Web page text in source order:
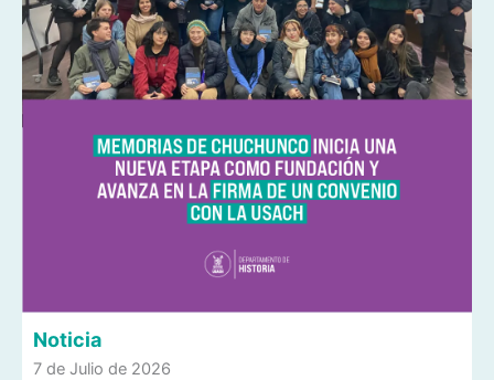
Noticia
7 de Julio de 2026